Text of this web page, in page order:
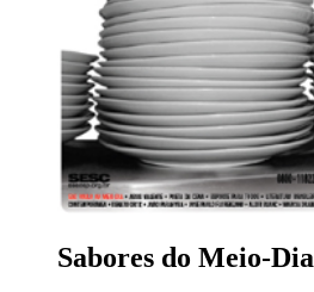
Sabores do Meio-Dia